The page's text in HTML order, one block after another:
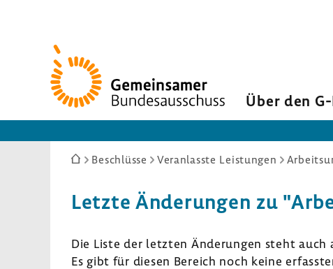
Zur
Startseite
Über den
Sie
hier:
Beschlüsse Veranlasste Leistungen
Letzte Ände­rungen zu
Die Liste der letzten Ände­rungen steht auch
Es gibt für diesen Bereich noch keine